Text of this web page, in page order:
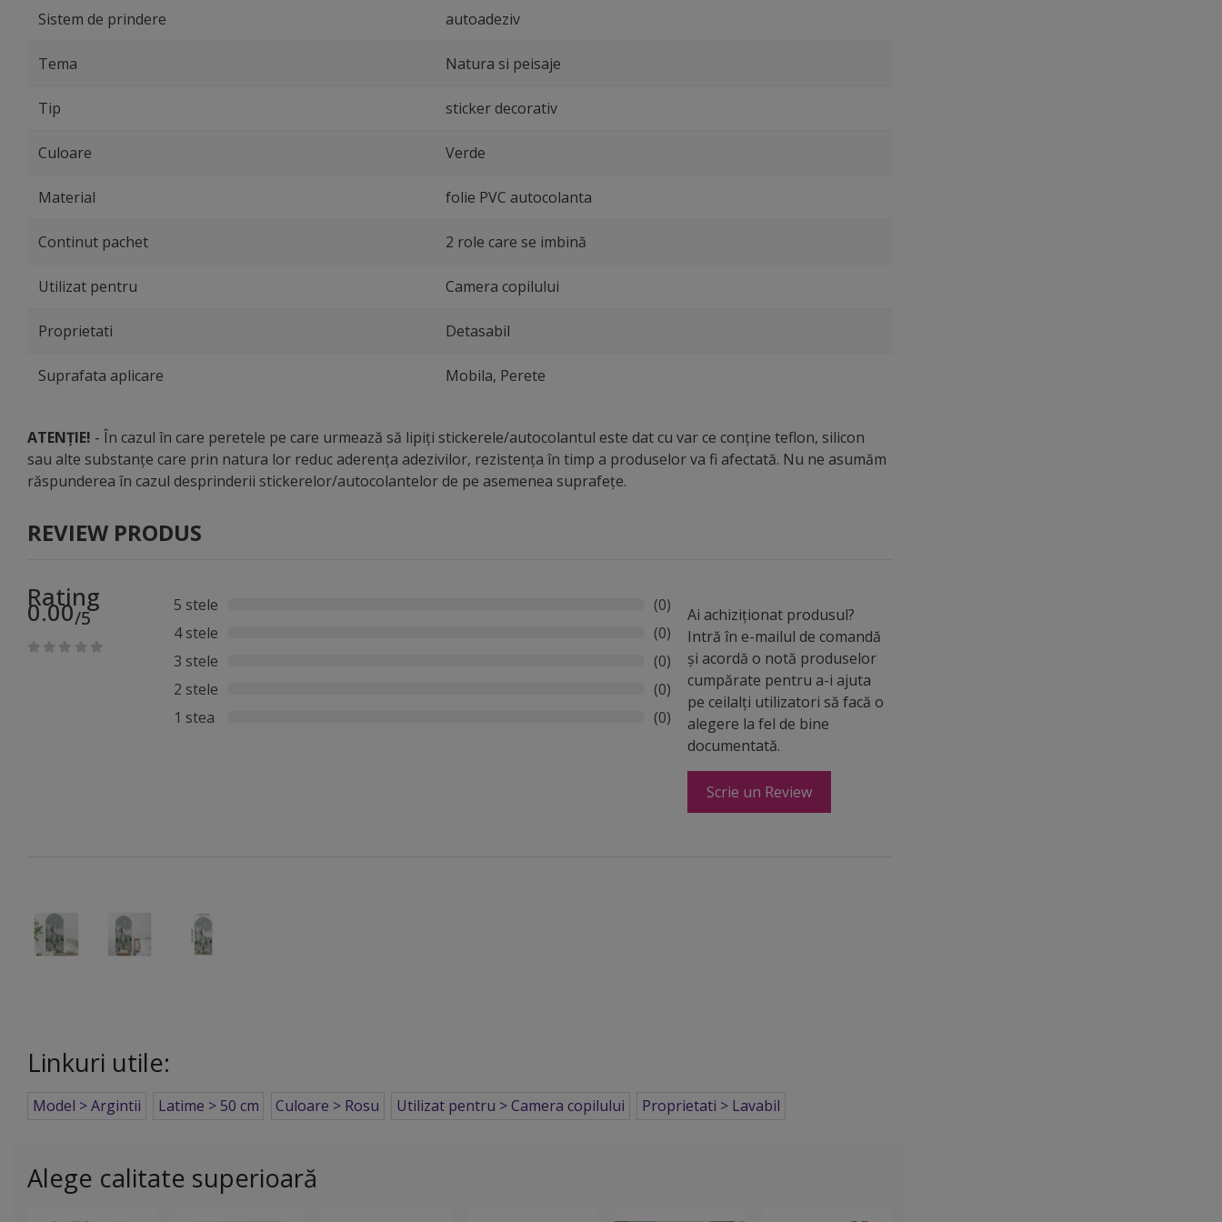
Sistem de prindere autoadeziv
Tema Natura si peisaje
Tip sticker decorativ
Culoare Verde
Material folie PVC autocolanta
Continut pachet 2 role care se imbină
Utilizat pentru Camera copilului
Proprietati Detasabil
Suprafata aplicare Mobila, Perete
ATENȚIE! - În cazul în care peretele pe care urmează să lipiți stickerele/autocolantul este dat cu var ce conține teflon, silicon
sau alte substanțe care prin natura lor reduc aderența adezivilor, rezistența în timp a produselor va fi afectată. Nu ne asumăm
răspunderea în cazul desprinderii stickerelor/autocolantelor de pe asemenea suprafețe.
REVIEW PRODUS
Rating
0.00/5
5 stele
(0)
4 stele
(0)
3 stele
(0)
2 stele
(0)
1 stea
(0)
Ai achiziționat produsul?
Intră în e-mailul de comandă
și acordă o notă produselor
cumpărate pentru a-i ajuta
pe ceilalți utilizatori să facă o
alegere la fel de bine
documentată.
Scrie un Review
Linkuri utile:
Model > Argintii Latime > 50 cm Culoare > Rosu Utilizat pentru > Camera copilului Proprietati > Lavabil
Alege calitate superioară